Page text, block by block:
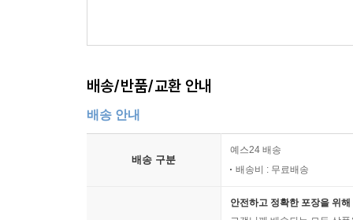
배송/반품/교환 안내
배송 안내
배송 구분
예스24 배송
배송비 : 무료배송
안전하고 정확한 포장을 위